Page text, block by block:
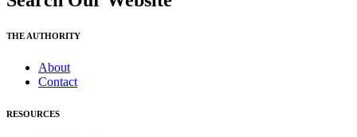
THE AUTHORITY
About
Contact
RESOURCES